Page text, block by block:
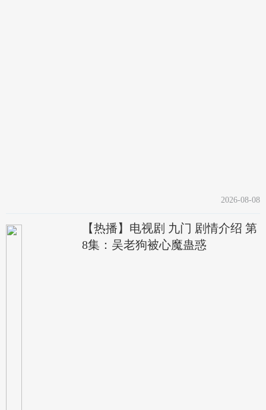
2026-08-08
【热播】电视剧 九门 剧情介绍 第
8集：吴老狗被心魔蛊惑